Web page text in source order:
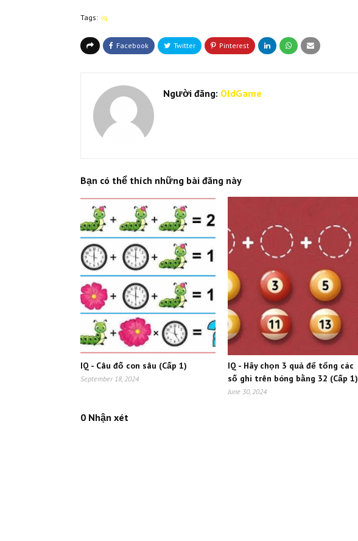
Tags: iq
Người đăng: OldGame
Bạn có thể thích những bài đăng này
IQ - Câu đố con sâu (Cấp 1)
September 18, 2024
IQ - Hãy chọn 3 quả để tổng các
số ghi trên bóng bằng 32 (Cấp 1)
June 30, 2024
0 Nhận xét